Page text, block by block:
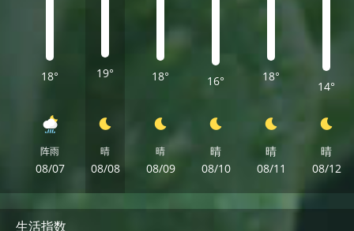
18°
阵雨
08/07
19°
晴
08/08
18°
晴
08/09
16°
晴
08/10
18°
晴
08/11
14°
晴
08/12
生活指数